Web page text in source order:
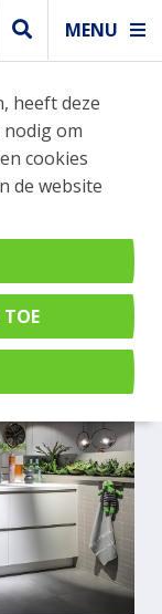
MENU
heeft deze
om
cookies
de website